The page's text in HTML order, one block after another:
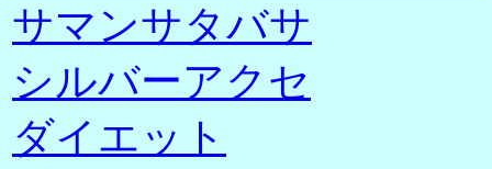
サマンサタバサ
シルバーアクセ
ダイエット